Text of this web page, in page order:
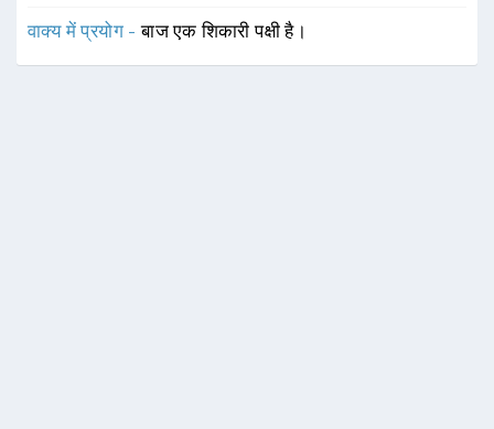
वाक्य में प्रयोग -बाज एक शिकारी पक्षी है।